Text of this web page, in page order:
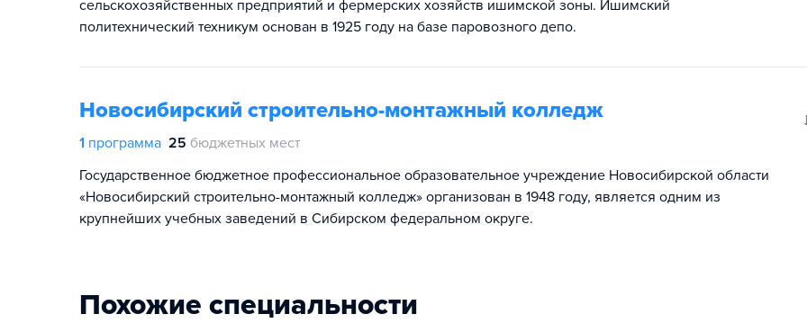
сельскохозяйственных предприятий и фермерских хозяйств ишимской зоны. Ишимский
политехнический техникум основан в 1925 году на базе паровозного депо.
Новосибирский строительно-монтажный колледж
1 программа 25 бюджетных мест
Государственное бюджетное профессиональное образовательное учреждение Новосибирской области
«Новосибирский строительно-монтажный колледж» организован в 1948 году, является одним из
крупнейших учебных заведений в Сибирском федеральном округе.
Похожие специальности